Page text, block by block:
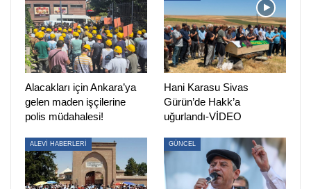
yaşandı. Katliamın tanıkları, yaşananların unutulmaması ve
yeni kuşaklara aktarılması gerektiğini ifade etti.
Şiir dinletileriyle devam eden programda, toplumsal eşitlik,
Katliamın 33. yılında ‘Unutmadık, affetmedik,
vazgeçmeyeceğiz’ mesajı verildi.
HABER MERKEZİ
Alacakları için Ankara’ya
gelen maden işçilerine
polis müdahalesi!
Hani Karasu Sivas
Gürün’de Hakk’a
uğurlandı-VİDEO
ALEVİ HABERLERİ GÜNCEL